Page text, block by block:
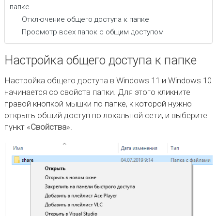
папке
Отключение общего доступа к папке
Просмотр всех папок с общим доступом
Настройка общего доступа к папке
Настройка общего доступа в Windows 11 и Windows 10
начинается со свойств папки. Для этого кликните
правой кнопкой мышки по папке, к которой нужно
открыть общий доступ по локальной сети, и выберите
пункт «Свойства».